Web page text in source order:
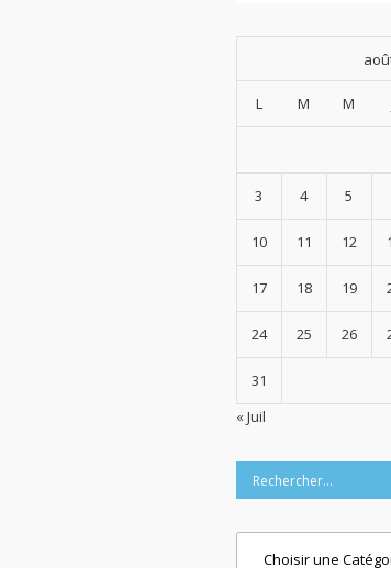
L M M
3 4 5
10 11 12
17 18 19
24 25 26
31
« Juil